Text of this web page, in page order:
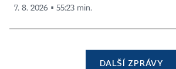
7. 8. 2026 ▪ 55:23 min.
DALŠÍ ZPRÁVY